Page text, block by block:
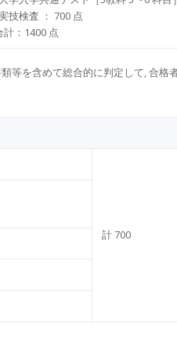
実技検査 ： 700 点
計：1400 点
等を含めて総合的に判定して, 合格
計 700